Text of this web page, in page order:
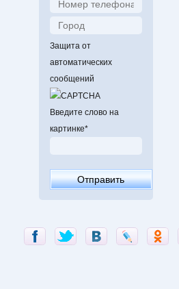
Защита от
автоматических
сообщений
Введите слово на
картинке*